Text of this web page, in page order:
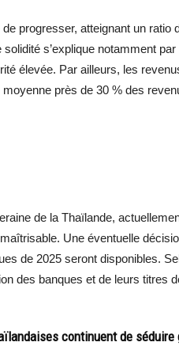
progresser, atteignant un ratio
s’explique notamment
élevée. Par ailleurs, les
près de 30 % des
de la Thaïlande,
Une éventuelle
de 2025 seront disponibles.
des banques et de leurs titres
continuent de